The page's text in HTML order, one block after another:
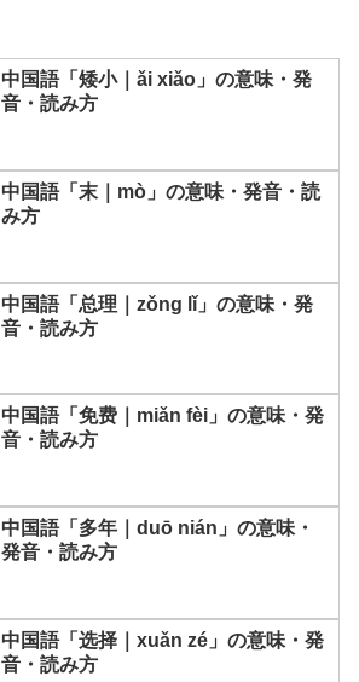
中国語「矮小｜ǎi xiǎo」の意味・発
音・読み方
中国語「末｜mò」の意味・発音・読
み方
中国語「总理｜zǒng lǐ」の意味・発
音・読み方
中国語「免费｜miǎn fèi」の意味・発
音・読み方
中国語「多年｜duō nián」の意味・
発音・読み方
中国語「选择｜xuǎn zé」の意味・発
音・読み方